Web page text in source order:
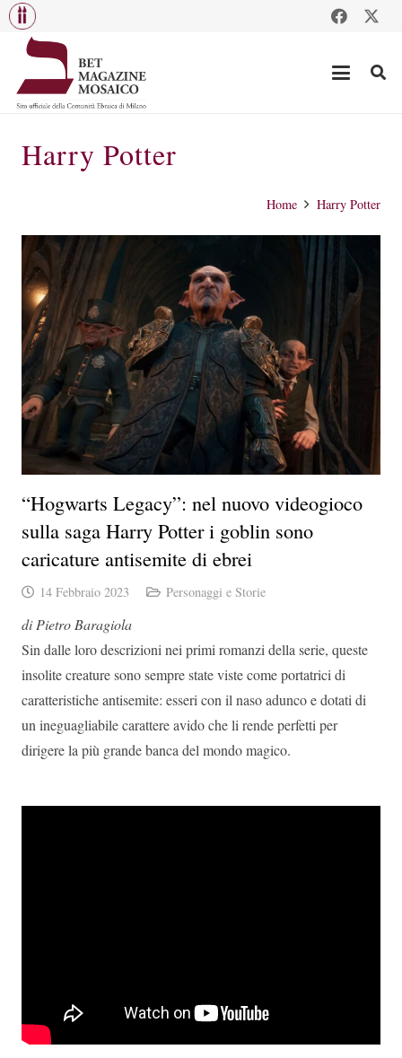
Harry Potter
Home Harry Potter
“Hogwarts Legacy”: nel nuovo videogioco
sulla saga Harry Potter i goblin sono
caricature antisemite di ebrei
14 Febbraio 2023 Personaggi e Storie
di Pietro Baragiola
Sin dalle loro descrizioni nei primi romanzi della serie, queste
insolite creature sono sempre state viste come portatrici di
caratteristiche antisemite: esseri con il naso adunco e dotati di
un ineguagliabile carattere avido che li rende perfetti per
dirigere la più grande banca del mondo magico.